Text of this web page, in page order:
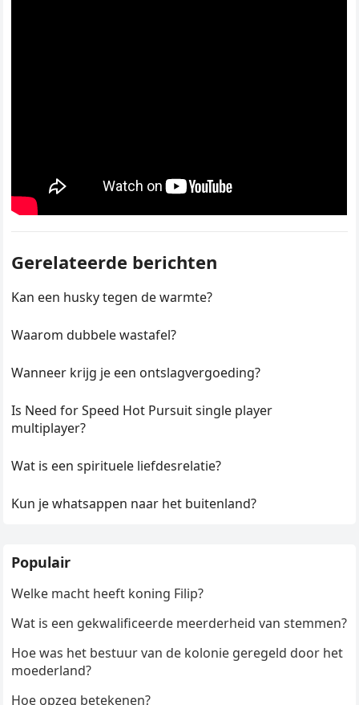
Gerelateerde berichten
Kan een husky tegen de warmte?
Waarom dubbele wastafel?
Wanneer krijg je een ontslagvergoeding?
Is Need for Speed Hot Pursuit single player
multiplayer?
Wat is een spirituele liefdesrelatie?
Kun je whatsappen naar het buitenland?
Populair
Welke macht heeft koning Filip?
Wat is een gekwalificeerde meerderheid van stemmen?
Hoe was het bestuur van de kolonie geregeld door het
moederland?
Hoe opzeg betekenen?